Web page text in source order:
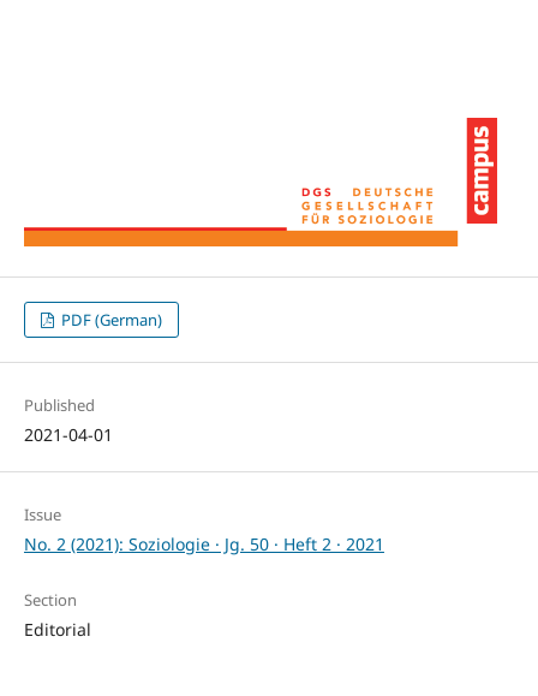
PDF (German)
Published
2021-04-01
Issue
No. 2 (2021): Soziologie · Jg. 50 · Heft 2 · 2021
Section
Editorial